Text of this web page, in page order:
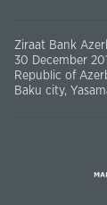
Ziraat Bank
30 December
Republic of
Baku city,